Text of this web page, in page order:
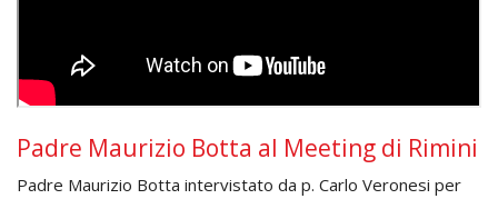
Padre Maurizio Botta al Meeting di Rimini
Padre Maurizio Botta intervistato da p. Carlo Veronesi per